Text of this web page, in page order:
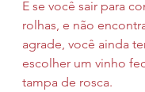
E se você sair para
rolhas, e não
agrade, você ainda
escolher um vinho
tampa de rosca.